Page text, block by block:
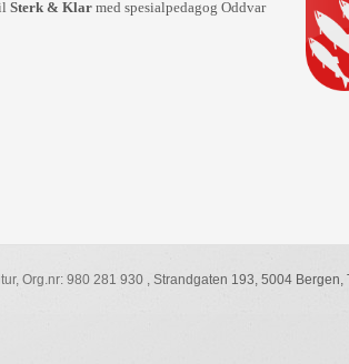
Sterk & Klar med spesialpedagog Oddvar
Org.nr: 980 281 930 , Strandgaten 193, 5004 Bergen,